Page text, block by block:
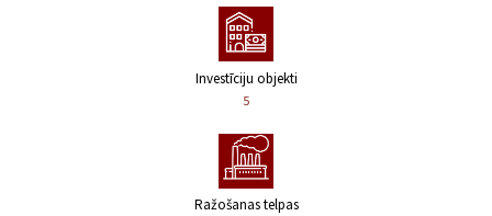
Investīciju objekti
5
Ražošanas telpas